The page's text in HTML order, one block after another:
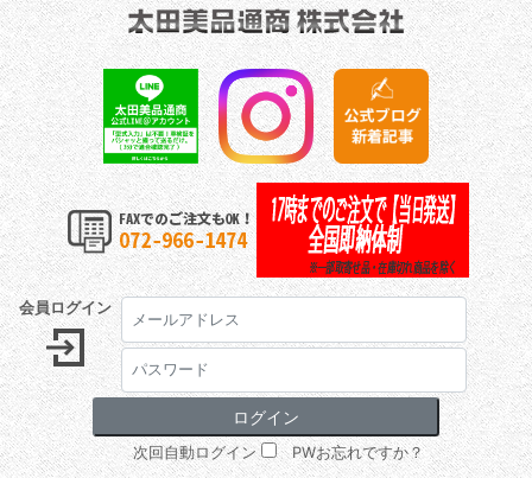
会員ログイン
次回自動ログイン PWお忘れですか？